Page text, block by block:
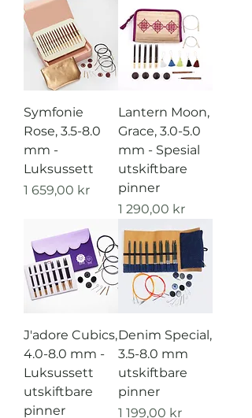
Symfonie
Rose, 3.5-8.0
mm -
Luksussett
Pris
1 659,00 kr
Lantern Moon,
Grace, 3.0-5.0
mm - Spesial
utskiftbare
pinner
Pris
1 290,00 kr
J'adore Cubics,
4.0-8.0 mm -
Luksussett
utskiftbare
pinner
Denim Special,
3.5-8.0 mm
utskiftbare
pinner
Pris
1 199,00 kr